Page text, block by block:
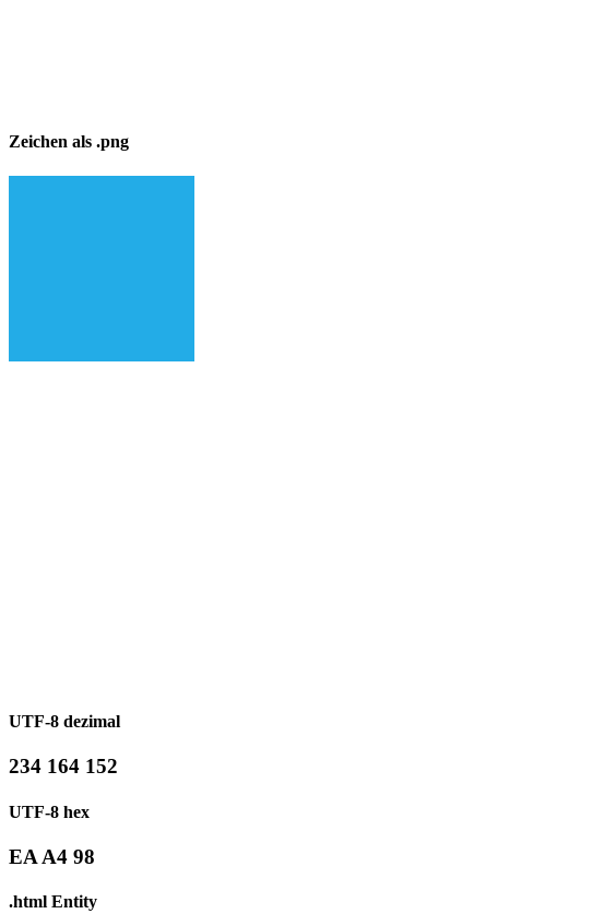
Zeichen als .png
UTF-8 dezimal
234 164 152
UTF-8 hex
EA A4 98
.html Entity